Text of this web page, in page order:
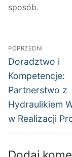
sposób.
Nawigacja
wpisu
POPRZEDNI
Poprzedni
wpis:
Doradztwo i
Kompetencje:
Partnerstwo z
Hydraulikiem
w Realizacji